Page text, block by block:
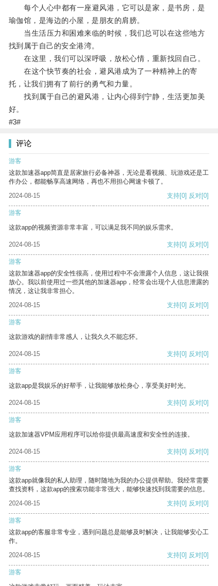
每个人心中都有一座避风港，它可以是家，是书房，是
瑜伽馆，是海边的小屋，是朋友的肩膀。
当生活压力和困难来临的时候，我们总可以在这些地方
找到属于自己的安全港湾。
在这里，我们可以深呼吸，放松心情，重新找回自己。
在这个快节奏的社会，避风港成为了一种精神上的寄
托，让我们拥有了前行的勇气和力量。
找到属于自己的避风港，让内心得到宁静，生活更加美
好。
#3#
评论
游客
这款加速器app简直是居家旅行必备神器，无论是看视频、玩游戏还是工
作办公，都能畅享高速网络，再也不用担心网速卡顿了。
2024-08-15
支持[0] 反对[0]
游客
这款app的视频资源非常丰富，可以满足我不同的娱乐需求。
2024-08-15 支持[0] 反对[0]
游客
这款加速器app的安全性很高，使用过程中不会泄露个人信息，这让我很
放心。我以前使用过一些其他的加速器app，经常会出现个人信息泄露的
情况，这让我非常担心。
2024-08-15
支持[0] 反对[0]
游客
这款游戏的剧情非常感人，让我久久不能忘怀。
2024-08-15 支持[0] 反对[0]
游客
这款app是我娱乐的好帮手，让我能够放松身心，享受美好时光。
2024-08-15 支持[0] 反对[0]
游客
这款加速器VPM应用程序可以给你提供最高速度和安全性的连接。
2024-08-15 支持[0] 反对[0]
游客
这款app就像我的私人助理，随时随地为我的办公提供帮助。我经常需要
查找资料，这款app的搜索功能非常强大，能够快速找到我需要的信息。
2024-08-15
支持[0] 反对[0]
游客
这款app的客服非常专业，遇到问题总是能够及时解决，让我能够安心工
作。
2024-08-15
支持[0] 反对[0]
游客